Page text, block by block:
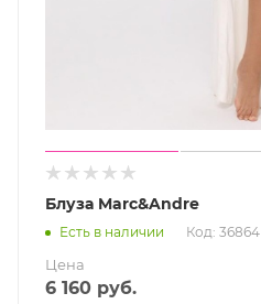
Блуза Marc&Andre
Есть в наличии Код: 36864
Цена
6 160 руб.